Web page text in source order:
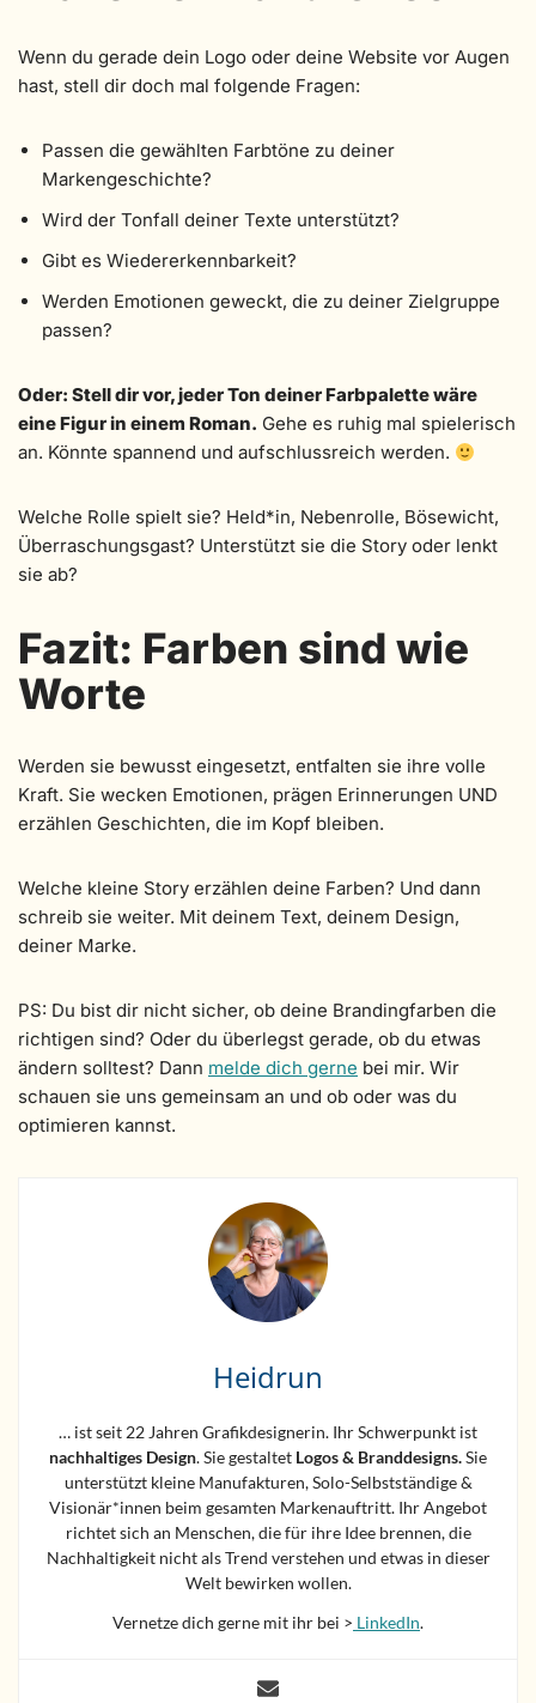
Wenn du gerade dein Logo oder deine Website vor Augen
hast, stell dir doch mal folgende Fragen:
Passen die gewählten Farbtöne zu deiner
Markengeschichte?
Wird der Tonfall deiner Texte unterstützt?
Gibt es Wiedererkennbarkeit?
Werden Emotionen geweckt, die zu deiner Zielgruppe
passen?
Oder: Stell dir vor, jeder Ton deiner Farbpalette wäre
eine Figur in einem Roman. Gehe es ruhig mal spielerisch
an. Könnte spannend und aufschlussreich werden.
Welche Rolle spielt sie? Held*in, Nebenrolle, Bösewicht,
Überraschungsgast? Unterstützt sie die Story oder lenkt
sie ab?
Fazit: Farben sind wie
Worte
Werden sie bewusst eingesetzt, entfalten sie ihre volle
Kraft. Sie wecken Emotionen, prägen Erinnerungen UND
erzählen Geschichten, die im Kopf bleiben.
Welche kleine Story erzählen deine Farben? Und dann
schreib sie weiter. Mit deinem Text, deinem Design,
deiner Marke.
PS: Du bist dir nicht sicher, ob deine Brandingfarben die
richtigen sind? Oder du überlegst gerade, ob du etwas
ändern solltest? Dann melde dich gerne bei mir. Wir
schauen sie uns gemeinsam an und ob oder was du
optimieren kannst.
Heidrun
… ist seit 22 Jahren Grafikdesignerin. Ihr Schwerpunkt ist
nachhaltiges Design. Sie gestaltet Logos & Branddesigns.Sie
unterstützt kleine Manufakturen, Solo-Selbstständige &
Visionär*innen beim gesamten Markenauftritt. Ihr Angebot
richtet sich an Menschen, die für ihre Idee brennen, die
Nachhaltigkeit nicht als Trend verstehen und etwas in dieser
Welt bewirken wollen.
Vernetze dich gerne mit ihr bei > LinkedIn.